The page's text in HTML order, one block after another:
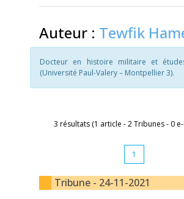
Auteur : Tewfik
Docteur en histoire militaire et
(Université Paul-Valery – Montpellier 3).
3 résultats (1 article - 2 Tribunes - 0
1
Tribune - 24-11-2021